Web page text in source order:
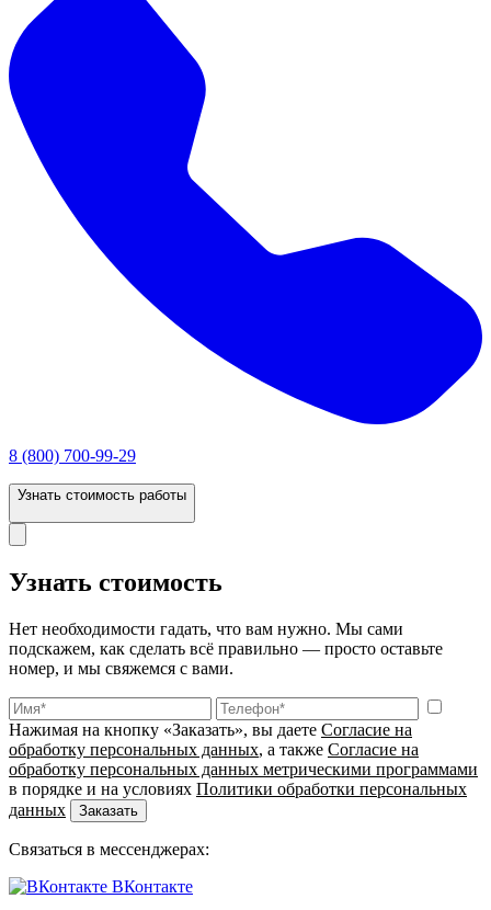
8 (800) 700-99-29
Узнать стоимость работы
Узнать стоимость
Нет необходимости гадать, что вам нужно. Мы сами
подскажем, как сделать всё правильно — просто оставьте
номер, и мы свяжемся с вами.
Нажимая на кнопку «Заказать», вы даете Согласие на
обработку персональных данных, а также Согласие на
обработку персональных данных метрическими программами
в порядке и на условиях Политики обработки персональных
данных
Заказать
Связаться в мессенджерах:
ВКонтакте